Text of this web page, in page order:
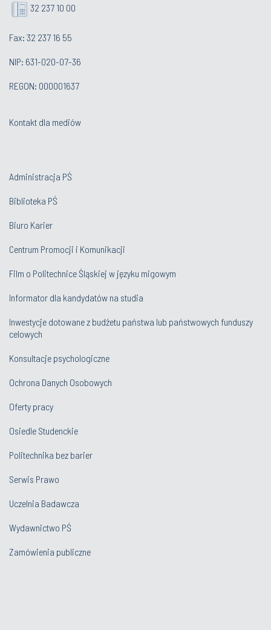
32 237 10 00
Fax: 32 237 16 55
NIP: 631-020-07-36
REGON: 000001637
Kontakt dla mediów
Administracja PŚ
Biblioteka PŚ
Biuro Karier
Centrum Promocji i Komunikacji
Film o Politechnice Śląskiej w języku migowym
Informator dla kandydatów na studia
Inwestycje dotowane z budżetu państwa lub państwowych funduszy
celowych
Konsultacje psychologiczne
Ochrona Danych Osobowych
Oferty pracy
Osiedle Studenckie
Politechnika bez barier
Serwis Prawo
Uczelnia Badawcza
Wydawnictwo PŚ
Zamówienia publiczne